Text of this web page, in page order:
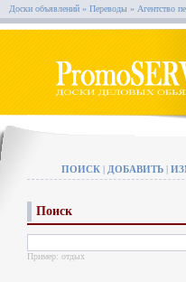
Доски объявлений » Переводы » Агентство
ПОИСК| ДОБАВИТЬ|
Поиск
Пример: отдых